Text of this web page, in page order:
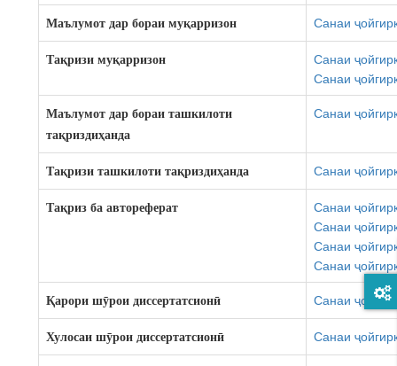
Маълумот дар бораи муқарризон Санаи
Тақризи муқарризон
Санаи
Санаи
Маълумот дар бораи ташкилоти
тақриздиҳанда
Санаи
Тақризи ташкилоти тақриздиҳанда Санаи
Тақриз ба автореферат
Санаи
Санаи
Санаи
Санаи
Қарори шӯрои диссертатсионӣ Санаи
Хулосаи шӯрои диссертатсионӣ Санаи